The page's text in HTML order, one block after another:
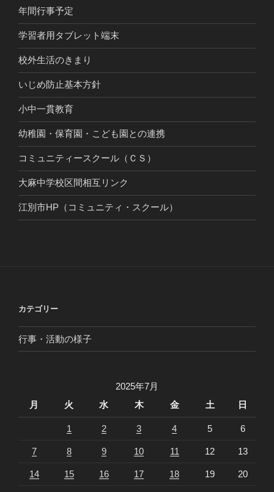
年間行事予定
学習者用タブレット端末
校外生活のきまり
いじめ防止基本方針
小中一貫教育
幼稚園・保育園・こども園との連携
コミュニティースクール（ＣＳ）
大麻中学校区間相互リンク
江別市HP（コミュニティ・スクール）
カテゴリー
行事・活動の様子
2025年7月
月
火 水 木 金 土 日
1 2 3 4 5 6
7 8 9 10 11 12 13
14 15 16 17 18 19 20